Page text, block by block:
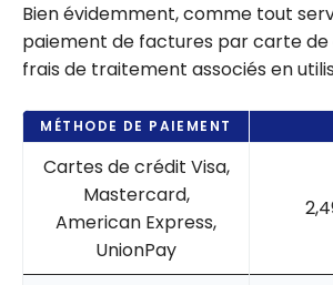
Bien évidemment, comme tout
paiement de factures par carte de
frais de traitement associés en
MÉTHODE DE PAIEMENT
Cartes de crédit Visa,
Mastercard,
American Express,
UnionPay